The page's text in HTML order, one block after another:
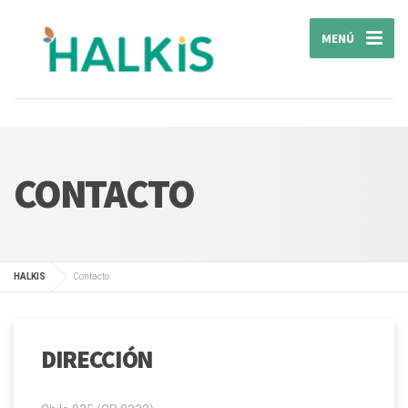
MENÚ
CONTACTO
HALKIS Contacto
DIRECCIÓN